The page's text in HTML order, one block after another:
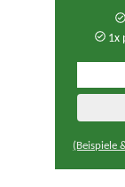
1x
(Beispiele